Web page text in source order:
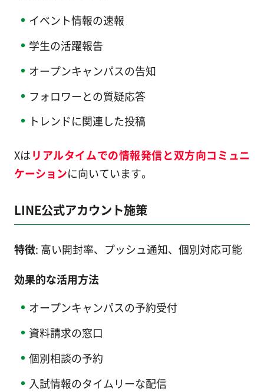
イベント情報の速報
学生の活躍報告
オープンキャンパスの告知
フォロワーとの質疑応答
トレンドに関連した投稿
Xはリアルタイムでの情報発信と双方向コミュニ
ケーションに向いています。
LINE公式アカウント施策
特徴: 高い開封率、プッシュ通知、個別対応可能
効果的な活用方法
オープンキャンパスの予約受付
資料請求の窓口
個別相談の予約
入試情報のタイムリーな配信